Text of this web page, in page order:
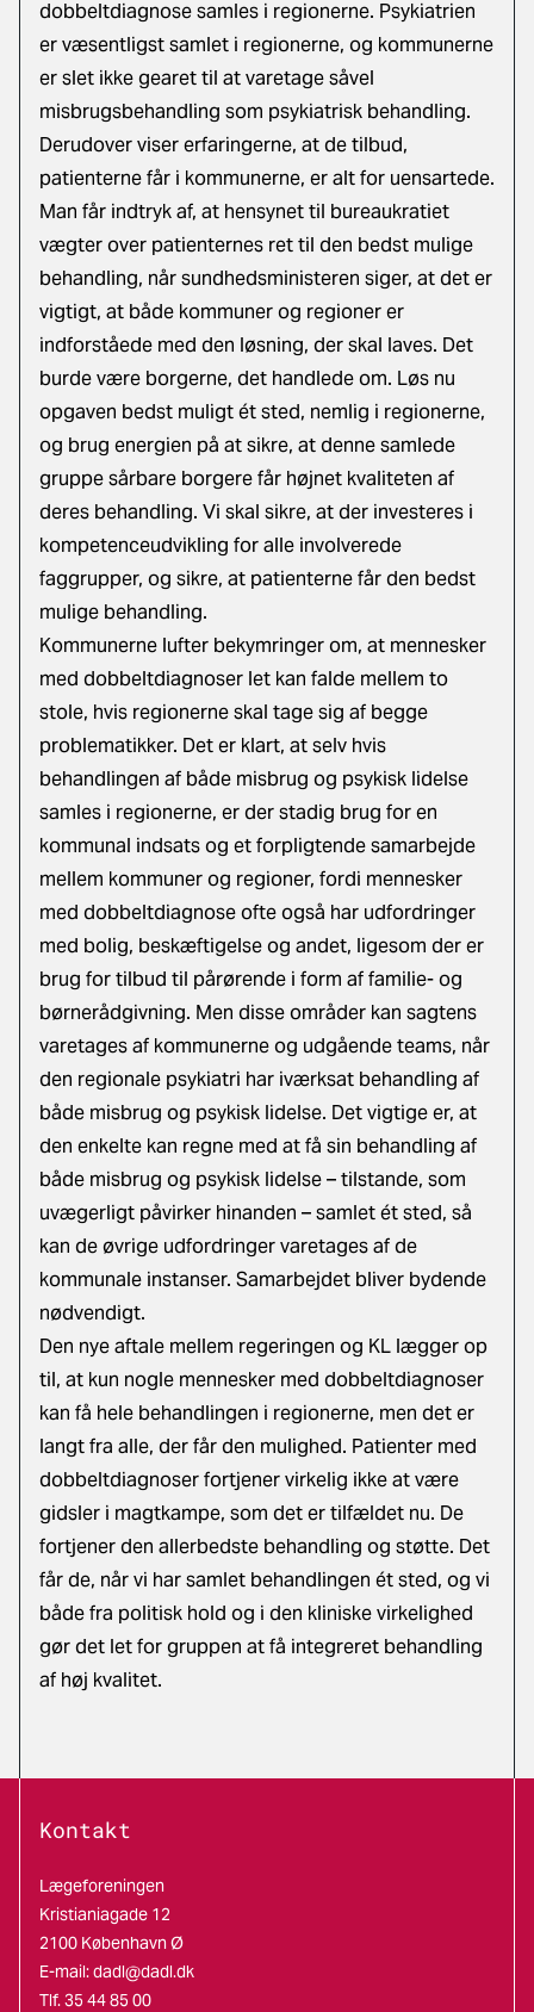
dobbeltdiagnose samles i regionerne. Psykiatrien
er væsentligst samlet i regionerne, og kommunerne
er slet ikke gearet til at varetage såvel
misbrugsbehandling som psykiatrisk behandling.
Derudover viser erfaringerne, at de tilbud,
patienterne får i kommunerne, er alt for uensartede.
Man får indtryk af, at hensynet til bureaukratiet
vægter over patienternes ret til den bedst mulige
behandling, når sundhedsministeren siger, at det er
vigtigt, at både kommuner og regioner er
indforståede med den løsning, der skal laves. Det
burde være borgerne, det handlede om. Løs nu
opgaven bedst muligt ét sted, nemlig i regionerne,
og brug energien på at sikre, at denne samlede
gruppe sårbare borgere får højnet kvaliteten af
deres behandling. Vi skal sikre, at der investeres i
kompetenceudvikling for alle involverede
faggrupper, og sikre, at patienterne får den bedst
mulige behandling.
Kommunerne lufter bekymringer om, at mennesker
med dobbeltdiagnoser let kan falde mellem to
stole, hvis regionerne skal tage sig af begge
problematikker. Det er klart, at selv hvis
behandlingen af både misbrug og psykisk lidelse
samles i regionerne, er der stadig brug for en
kommunal indsats og et forpligtende samarbejde
mellem kommuner og regioner, fordi mennesker
med dobbeltdiagnose ofte også har udfordringer
med bolig, beskæftigelse og andet, ligesom der er
brug for tilbud til pårørende i form af familie- og
børnerådgivning. Men disse områder kan sagtens
varetages af kommunerne og udgående teams, når
den regionale psykiatri har iværksat behandling af
både misbrug og psykisk lidelse. Det vigtige er, at
den enkelte kan regne med at få sin behandling af
både misbrug og psykisk lidelse – tilstande, som
uvægerligt påvirker hinanden – samlet ét sted, så
kan de øvrige udfordringer varetages af de
kommunale instanser. Samarbejdet bliver bydende
nødvendigt.
Den nye aftale mellem regeringen og KL lægger op
til, at kun nogle mennesker med dobbeltdiagnoser
kan få hele behandlingen i regionerne, men det er
langt fra alle, der får den mulighed. Patienter med
dobbeltdiagnoser fortjener virkelig ikke at være
gidsler i magtkampe, som det er tilfældet nu. De
fortjener den allerbedste behandling og støtte. Det
får de, når vi har samlet behandlingen ét sted, og vi
både fra politisk hold og i den kliniske virkelighed
gør det let for gruppen at få integreret behandling
af høj kvalitet.
Kontakt
Lægeforeningen
Kristianiagade 12
2100 København Ø
E-mail:dadl@dadl.dk
Tlf. 35 44 85 00